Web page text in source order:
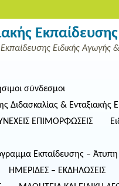
Ειδικής Αγωγής
σύνδεσμοι
& Ενταξιακής
ΕΠΙΜΟΡΦΩΣΕΙΣ
Εκπαίδευσης –
ΗΜΕΡΙΔΕΣ – ΕΚΔΗΛΩΣΕΙΣ